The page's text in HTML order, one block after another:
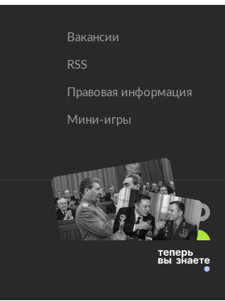
Вакансии
RSS
Правовая информация
Мини-игры
Все права защищены.